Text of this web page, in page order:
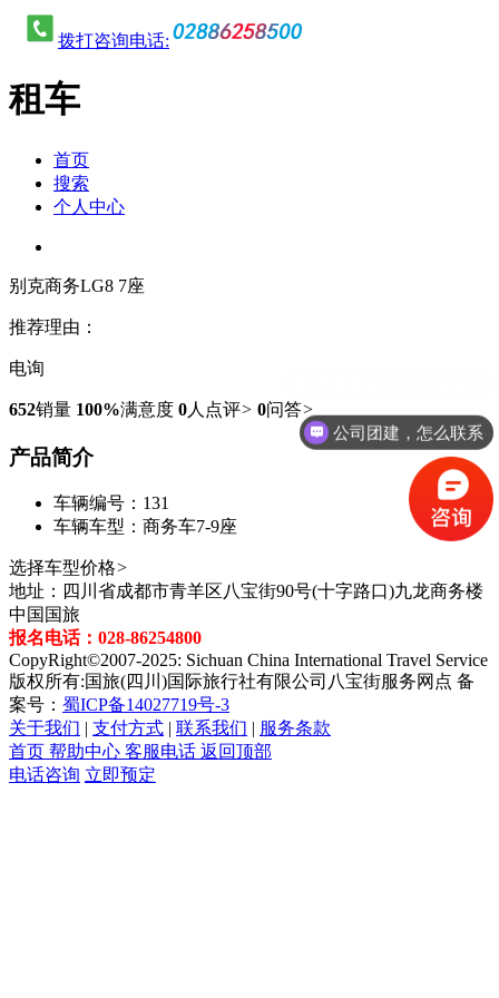
拨打咨询电话:
租车
首页
搜索
个人中心
别克商务LG8 7座
推荐理由：
电询
652销量 100%满意度 0人点评> 0问答>
产品简介
车辆编号： 131
车辆车型： 商务车7-9座
选择车型价格>
地址：四川省成都市青羊区八宝街90号(十字路口)九龙商务楼
中国国旅
报名电话：028-86254800
CopyRight©2007-2025: Sichuan China International Travel Service
版权所有:国旅(四川)国际旅行社有限公司八宝街服务网点 备
案号： 蜀ICP备14027719号-3
关于我们 | 支付方式 | 联系我们 | 服务条款
首页 帮助中心 客服电话 返回顶部
电话咨询 立即预定
公司团建，怎么联系